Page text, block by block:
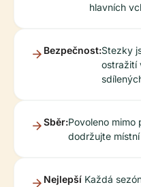
hlavních
Bezpečnost:Stezky
ostražití
Sběr:Povoleno
dodržujte
Nejlepší Každá